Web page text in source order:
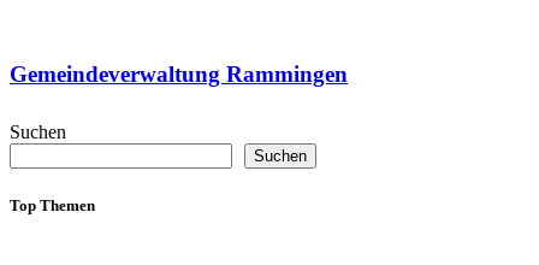
Gemeindeverwaltung Rammingen
Suchen
Suchen
Top Themen